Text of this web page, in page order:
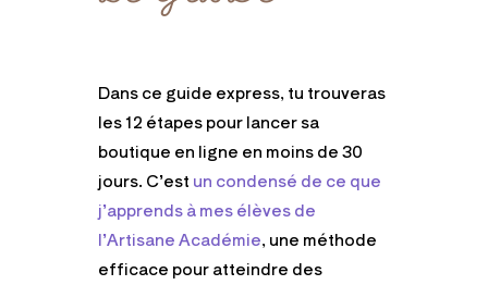
Dans ce guide express, tu trouveras
les 12 étapes pour lancer sa
boutique en ligne en moins de 30
jours. C’est un condensé de ce que
j’apprends à mes élèves de
l’Artisane Académie, une méthode
efficace pour atteindre des